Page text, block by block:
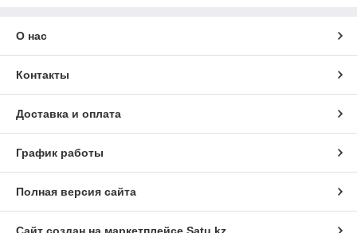
О нас
Контакты
Доставка и оплата
График работы
Полная версия сайта